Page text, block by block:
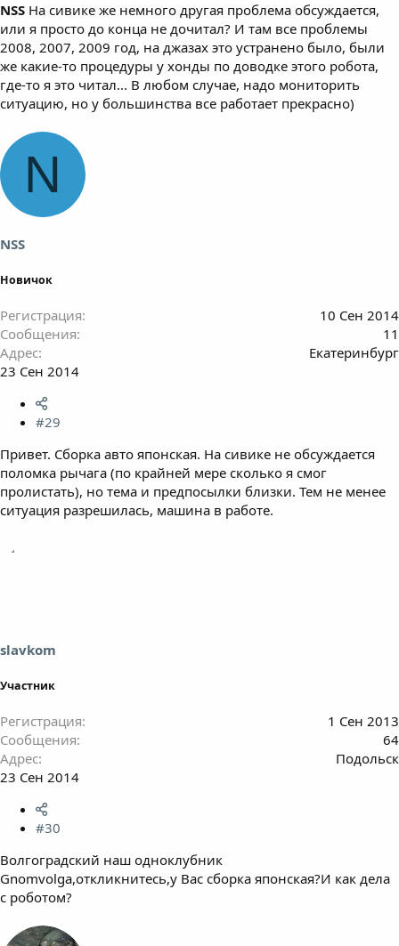
NSS На сивике же немного другая проблема обсуждается,
или я просто до конца не дочитал? И там все проблемы
2008, 2007, 2009 год, на джазах это устранено было, были
же какие-то процедуры у хонды по доводке этого робота,
где-то я это читал... В любом случае, надо мониторить
ситуацию, но у большинства все работает прекрасно)
N
NSS
Новичок
Регистрация
10 Сен 2014
Сообщения
11
Адрес
Екатеринбург
23 Сен 2014
#29
Привет. Сборка авто японская. На сивике не обсуждается
поломка рычага (по крайней мере сколько я смог
пролистать), но тема и предпосылки близки. Тем не менее
ситуация разрешилась, машина в работе.
slavkom
Участник
Регистрация
1 Сен 2013
Сообщения
64
Адрес
Подольск
23 Сен 2014
#30
Волгоградский наш одноклубник
Gnomvolga,откликнитесь,у Вас сборка японская?И как дела
с роботом?